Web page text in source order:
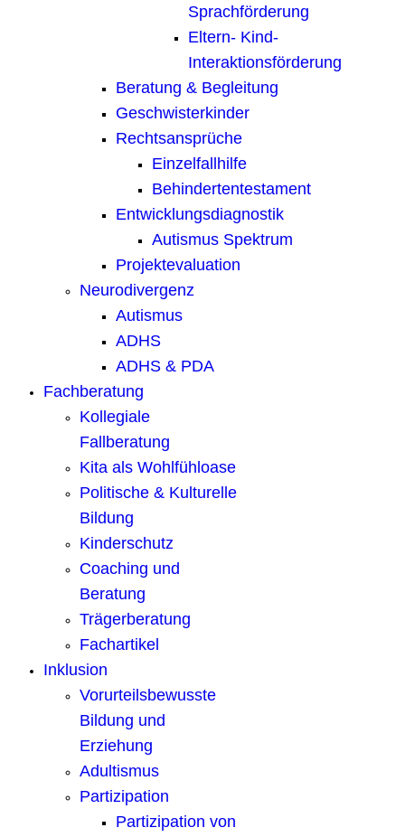
Sprachförderung
Eltern- Kind-
Interaktionsförderung
Beratung & Begleitung
Geschwisterkinder
Rechtsansprüche
Einzelfallhilfe
Behindertentestament
Entwicklungsdiagnostik
Autismus Spektrum
Projektevaluation
Neurodivergenz
Autismus
ADHS
ADHS & PDA
Fachberatung
Kollegiale
Fallberatung
Kita als Wohlfühloase
Politische & Kulturelle
Bildung
Kinderschutz
Coaching und
Beratung
Trägerberatung
Fachartikel
Inklusion
Vorurteilsbewusste
Bildung und
Erziehung
Adultismus
Partizipation
Partizipation von